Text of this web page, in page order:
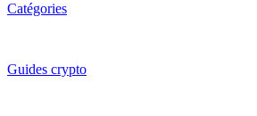
Catégories
Guides crypto